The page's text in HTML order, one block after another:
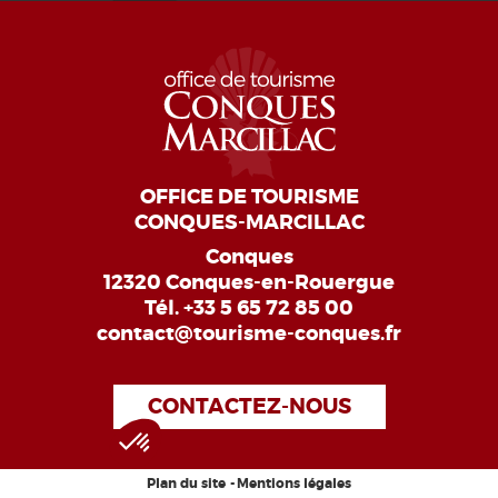
OFFICE DE TOURISME
CONQUES-MARCILLAC
Conques
12320 Conques-en-Rouergue
Tél.+33 5 65 72 85 00
contact@tourisme-conques.fr
CONTACTEZ-NOUS
Plan du site Mentions légales